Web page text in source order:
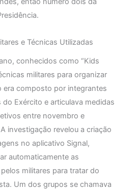
e Técnicas Utilizadas
conhecidos como “Kids
militares para organizar
era composto por integrantes
Exército e articulava medidas
entre novembro e
investigação revelou a criação
no aplicativo Signal,
automaticamente as
militares para tratar do
Um dos grupos se chamava